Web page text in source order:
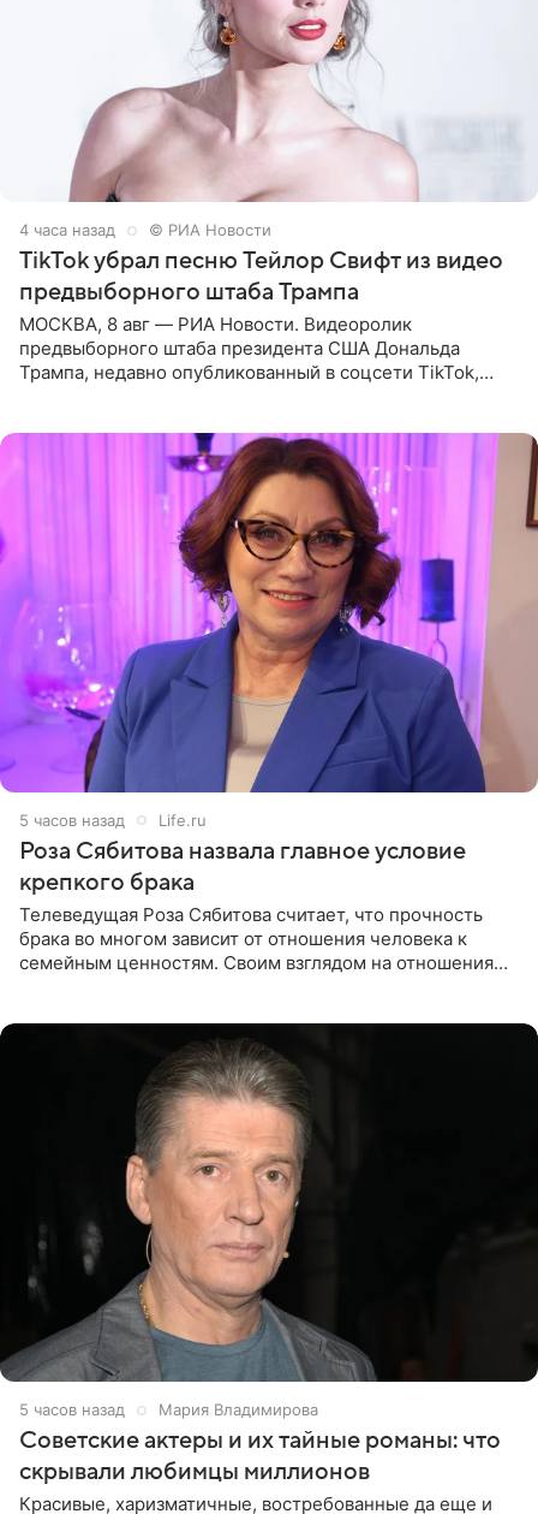
4 часа назад © РИА Новости
TikTok убрал песню Тейлор Свифт из видео
предвыборного штаба Трампа
МОСКВА, 8 авг — РИА Новости. Видеоролик
предвыборного штаба президента США Дональда
Трампа, недавно опубликованный в соцсети TikTok,
5 часов назад Life.ru
Роза Сябитова назвала главное условие
крепкого брака
Телеведущая Роза Сябитова считает, что прочность
брака во многом зависит от отношения человека к
семейным ценностям. Своим взглядом на отношения
5 часов назад Мария Владимирова
Советские актеры и их тайные романы: что
скрывали любимцы миллионов
Красивые, харизматичные, востребованные да еще и